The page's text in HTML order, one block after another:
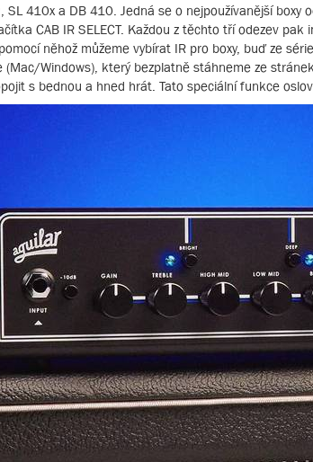
SL 410x a DB 410. Jedná se o nejpoužívanější boxy
CAB IR SELECT. Každou z těchto tří odezev
něhož můžeme vybírat IR pro boxy, buď ze
(Mac/Windows), který bezplatně stáhneme ze
s bednou a hned hrát. Tato speciální funkce